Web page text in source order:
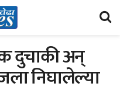
दुचाकी अन्
निघालेल्या